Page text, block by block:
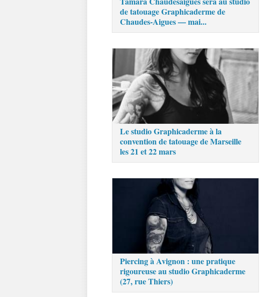
de tatouage Graphicaderme de
Chaudes-Aigues — mai...
Le studio Graphicaderme à la
convention de tatouage de Marseille
les 21 et 22 mars
Piercing à Avignon : une pratique
rigoureuse au studio Graphicaderme
(27, rue Thiers)